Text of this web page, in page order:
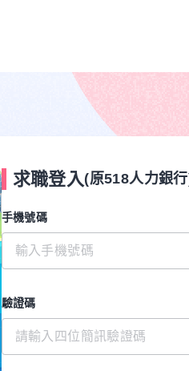
求職登入(原518人力銀
手機號碼
驗證碼